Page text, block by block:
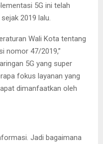
5G ini telah
2019 lalu.
Wali Kota tentang
nomor 47/2019,”
5G yang super
fokus layanan yang
dimanfaatkan oleh
Jadi bagaimana